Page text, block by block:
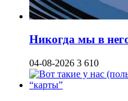
Никогда мы в
04-08-2026 3 610